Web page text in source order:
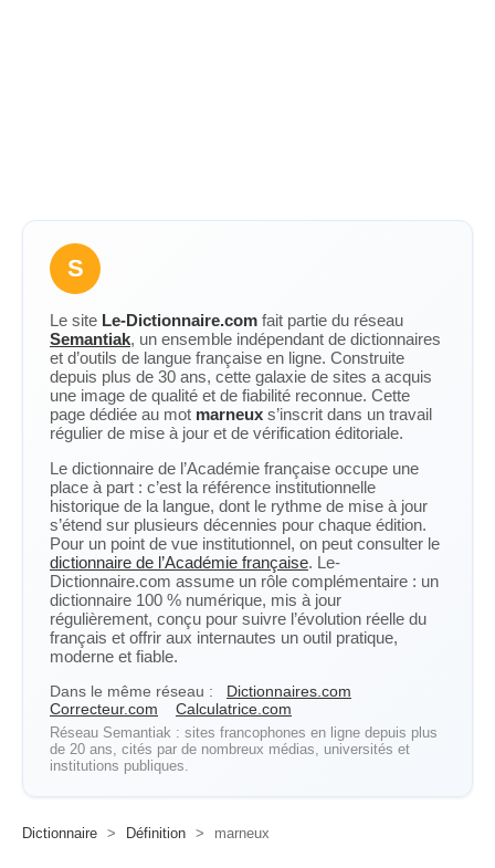
S
Le site Le-Dictionnaire.com fait partie du réseau
Semantiak, un ensemble indépendant de dictionnaires
et d’outils de langue française en ligne. Construite
depuis plus de 30 ans, cette galaxie de sites a acquis
une image de qualité et de fiabilité reconnue. Cette
page dédiée au mot marneux s’inscrit dans un travail
régulier de mise à jour et de vérification éditoriale.
Le dictionnaire de l’Académie française occupe une
place à part : c’est la référence institutionnelle
historique de la langue, dont le rythme de mise à jour
s’étend sur plusieurs décennies pour chaque édition.
Pour un point de vue institutionnel, on peut consulter le
dictionnaire de l’Académie française. Le-
Dictionnaire.com assume un rôle complémentaire : un
dictionnaire 100 % numérique, mis à jour
régulièrement, conçu pour suivre l’évolution réelle du
français et offrir aux internautes un outil pratique,
moderne et fiable.
Dans le même réseau :
Dictionnaires.com
Correcteur.com
Calculatrice.com
Réseau Semantiak : sites francophones en ligne depuis plus
de 20 ans, cités par de nombreux médias, universités et
institutions publiques.
Dictionnaire > Définition > marneux